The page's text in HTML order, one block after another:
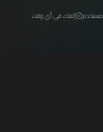
إلغاء في أي وقت